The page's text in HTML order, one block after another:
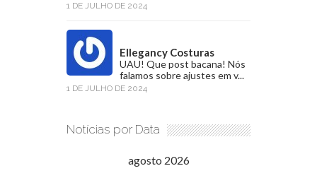
1 DE JULHO DE 2024
Ellegancy Costuras
UAU! Que post bacana! Nós
falamos sobre ajustes em v...
1 DE JULHO DE 2024
Notícias por Data
agosto 2026